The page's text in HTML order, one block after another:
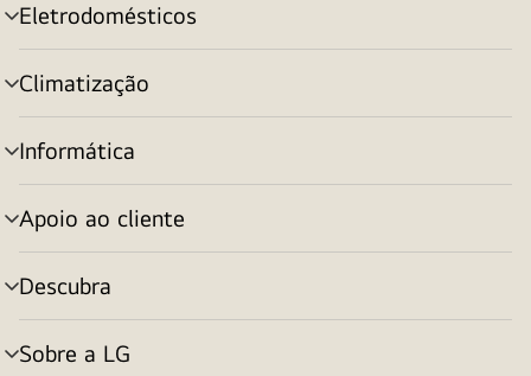
Eletrodomésticos
alternar
menu
Climatização
alternar
menu
Informática
alternar
menu
Apoio ao cliente
alternar
menu
Descubra
alternar
menu
Sobre a LG
alternar